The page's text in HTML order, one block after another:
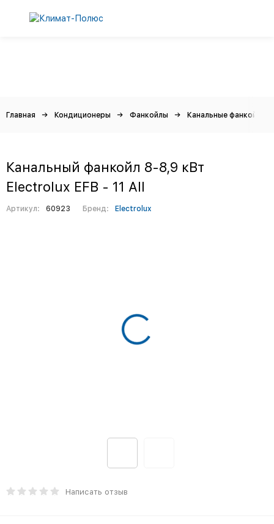
Главная Кондиционеры Фанкойлы Канальные фанкойлы
Канальный фанкойл 8-8,9 кВт
Electrolux EFB - 11 All
Артикул: 60923 Бренд: Electrolux
Написать отзыв